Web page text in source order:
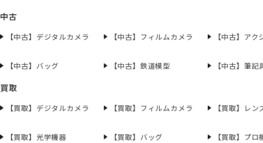
中古
【中古】デジタルカメラ 【中古】フィルムカメラ 【中古】ア
【中古】バッグ 【中古】鉄道模型 【中古】筆記
買取
【買取】デジタルカメラ 【買取】フィルムカメラ 【買取】レン
【買取】光学機器
【買取】バッグ 【買取】プロ